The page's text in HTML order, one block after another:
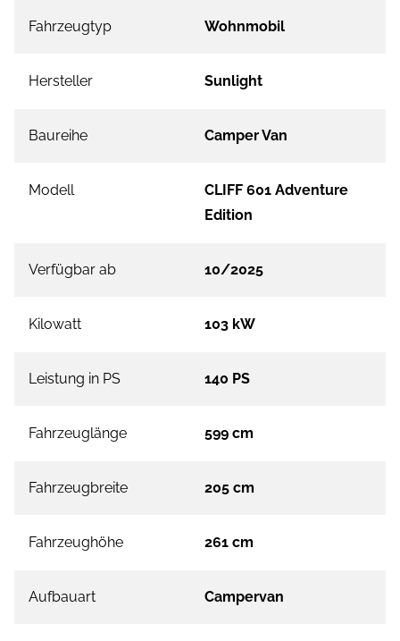
Fahrzeugtyp Wohnmobil
Hersteller Sunlight
Baureihe Camper Van
Modell
CLIFF 601 Adventure
Edition
Verfügbar ab 10/2025
Kilowatt 103 kW
Leistung in PS 140 PS
Fahrzeuglänge 599 cm
Fahrzeugbreite 205 cm
Fahrzeughöhe 261 cm
Aufbauart Campervan